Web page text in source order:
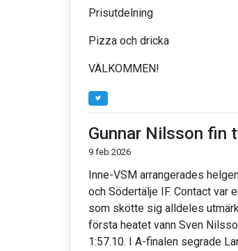
Prisutdelning
Pizza och dricka
VÄLKOMMEN!
Gunnar Nilsson fin
9 feb 2026
Inne-VSM arrangerades
och Södertälje IF. Contact var
som skötte sig alldeles
första heatet vann Sven
1:57.10. I A-finalen segrade